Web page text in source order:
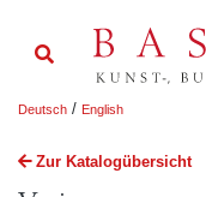
Deutsch / English
Zur Katalogübersicht